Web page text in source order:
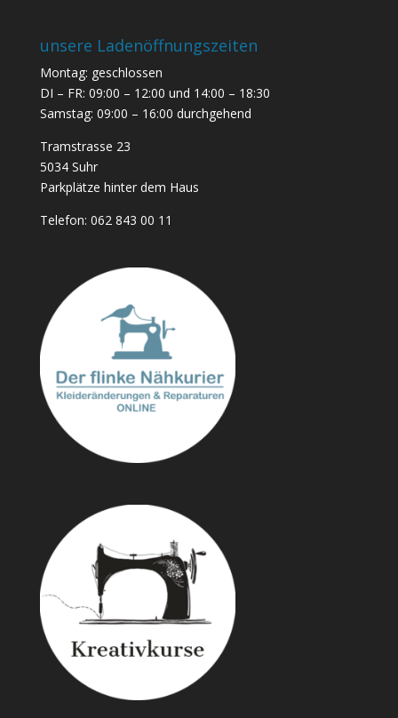
unsere Ladenöffnungszeiten
Montag: geschlossen
DI – FR: 09:00 – 12:00 und 14:00 – 18:30
Samstag: 09:00 – 16:00 durchgehend
Tramstrasse 23
5034 Suhr
Parkplätze hinter dem Haus
Telefon: 062 843 00 11